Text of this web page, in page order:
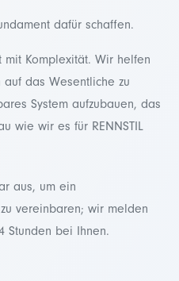
dafür schaffen.
Komplexität. Wir helfen
auf das Wesentliche zu
System aufzubauen, das
wie wir es für RENNSTIL
aus, um ein
vereinbaren; wir melden
Stunden bei Ihnen.